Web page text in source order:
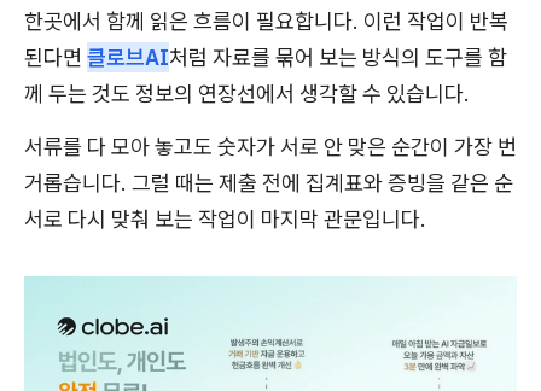
한곳에서 함께 읽은 흐름이 필요합니다. 이런 작업이 반복
된다면 클로브AI처럼 자료를 묶어 보는 방식의 도구를 함
께 두는 것도 정보의 연장선에서 생각할 수 있습니다.
서류를 다 모아 놓고도 숫자가 서로 안 맞은 순간이 가장 번
거롭습니다. 그럴 때는 제출 전에 집계표와 증빙을 같은 순
서로 다시 맞춰 보는 작업이 마지막 관문입니다.